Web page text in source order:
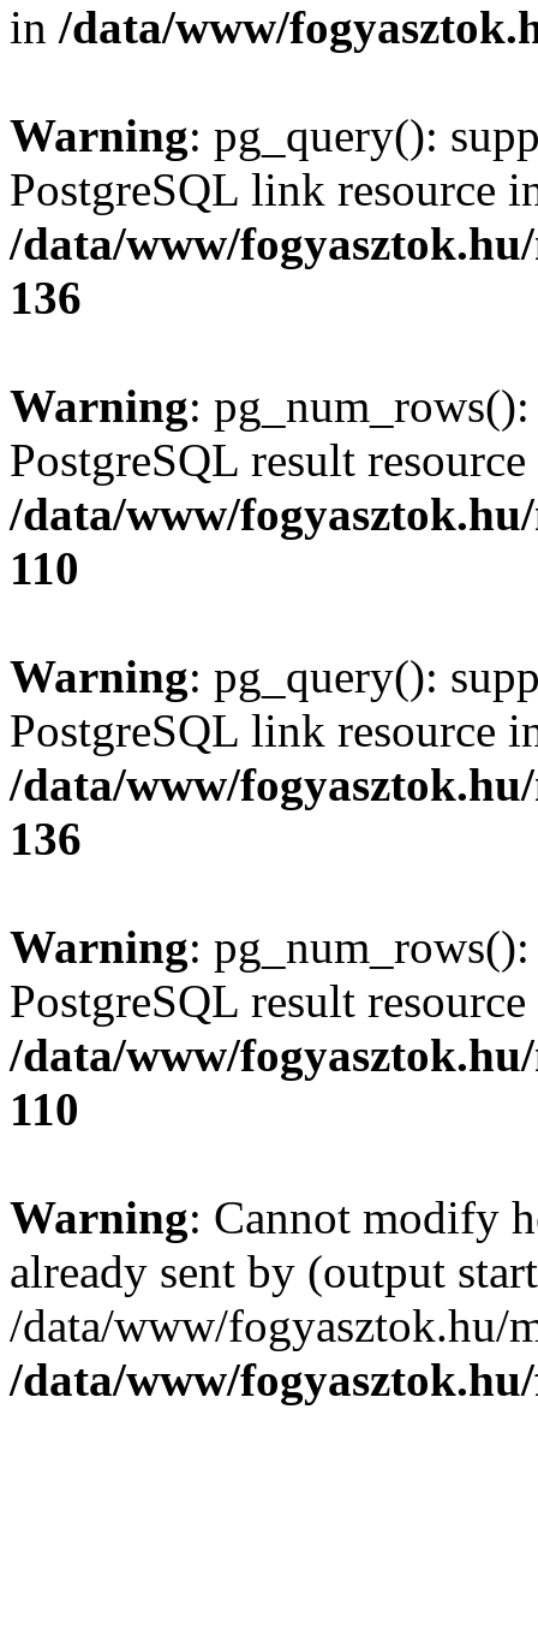
in /data/www/
Warning: pg_query():
PostgreSQL link resource
/data/www/
136
Warning:
PostgreSQL result
/data/www/
110
Warning: pg_query():
PostgreSQL link resource
/data/www/
136
Warning:
PostgreSQL result
/data/www/
110
Warning: Cannot modify
already sent by (output
/data/www/fogyasztok.hu/
/data/www/